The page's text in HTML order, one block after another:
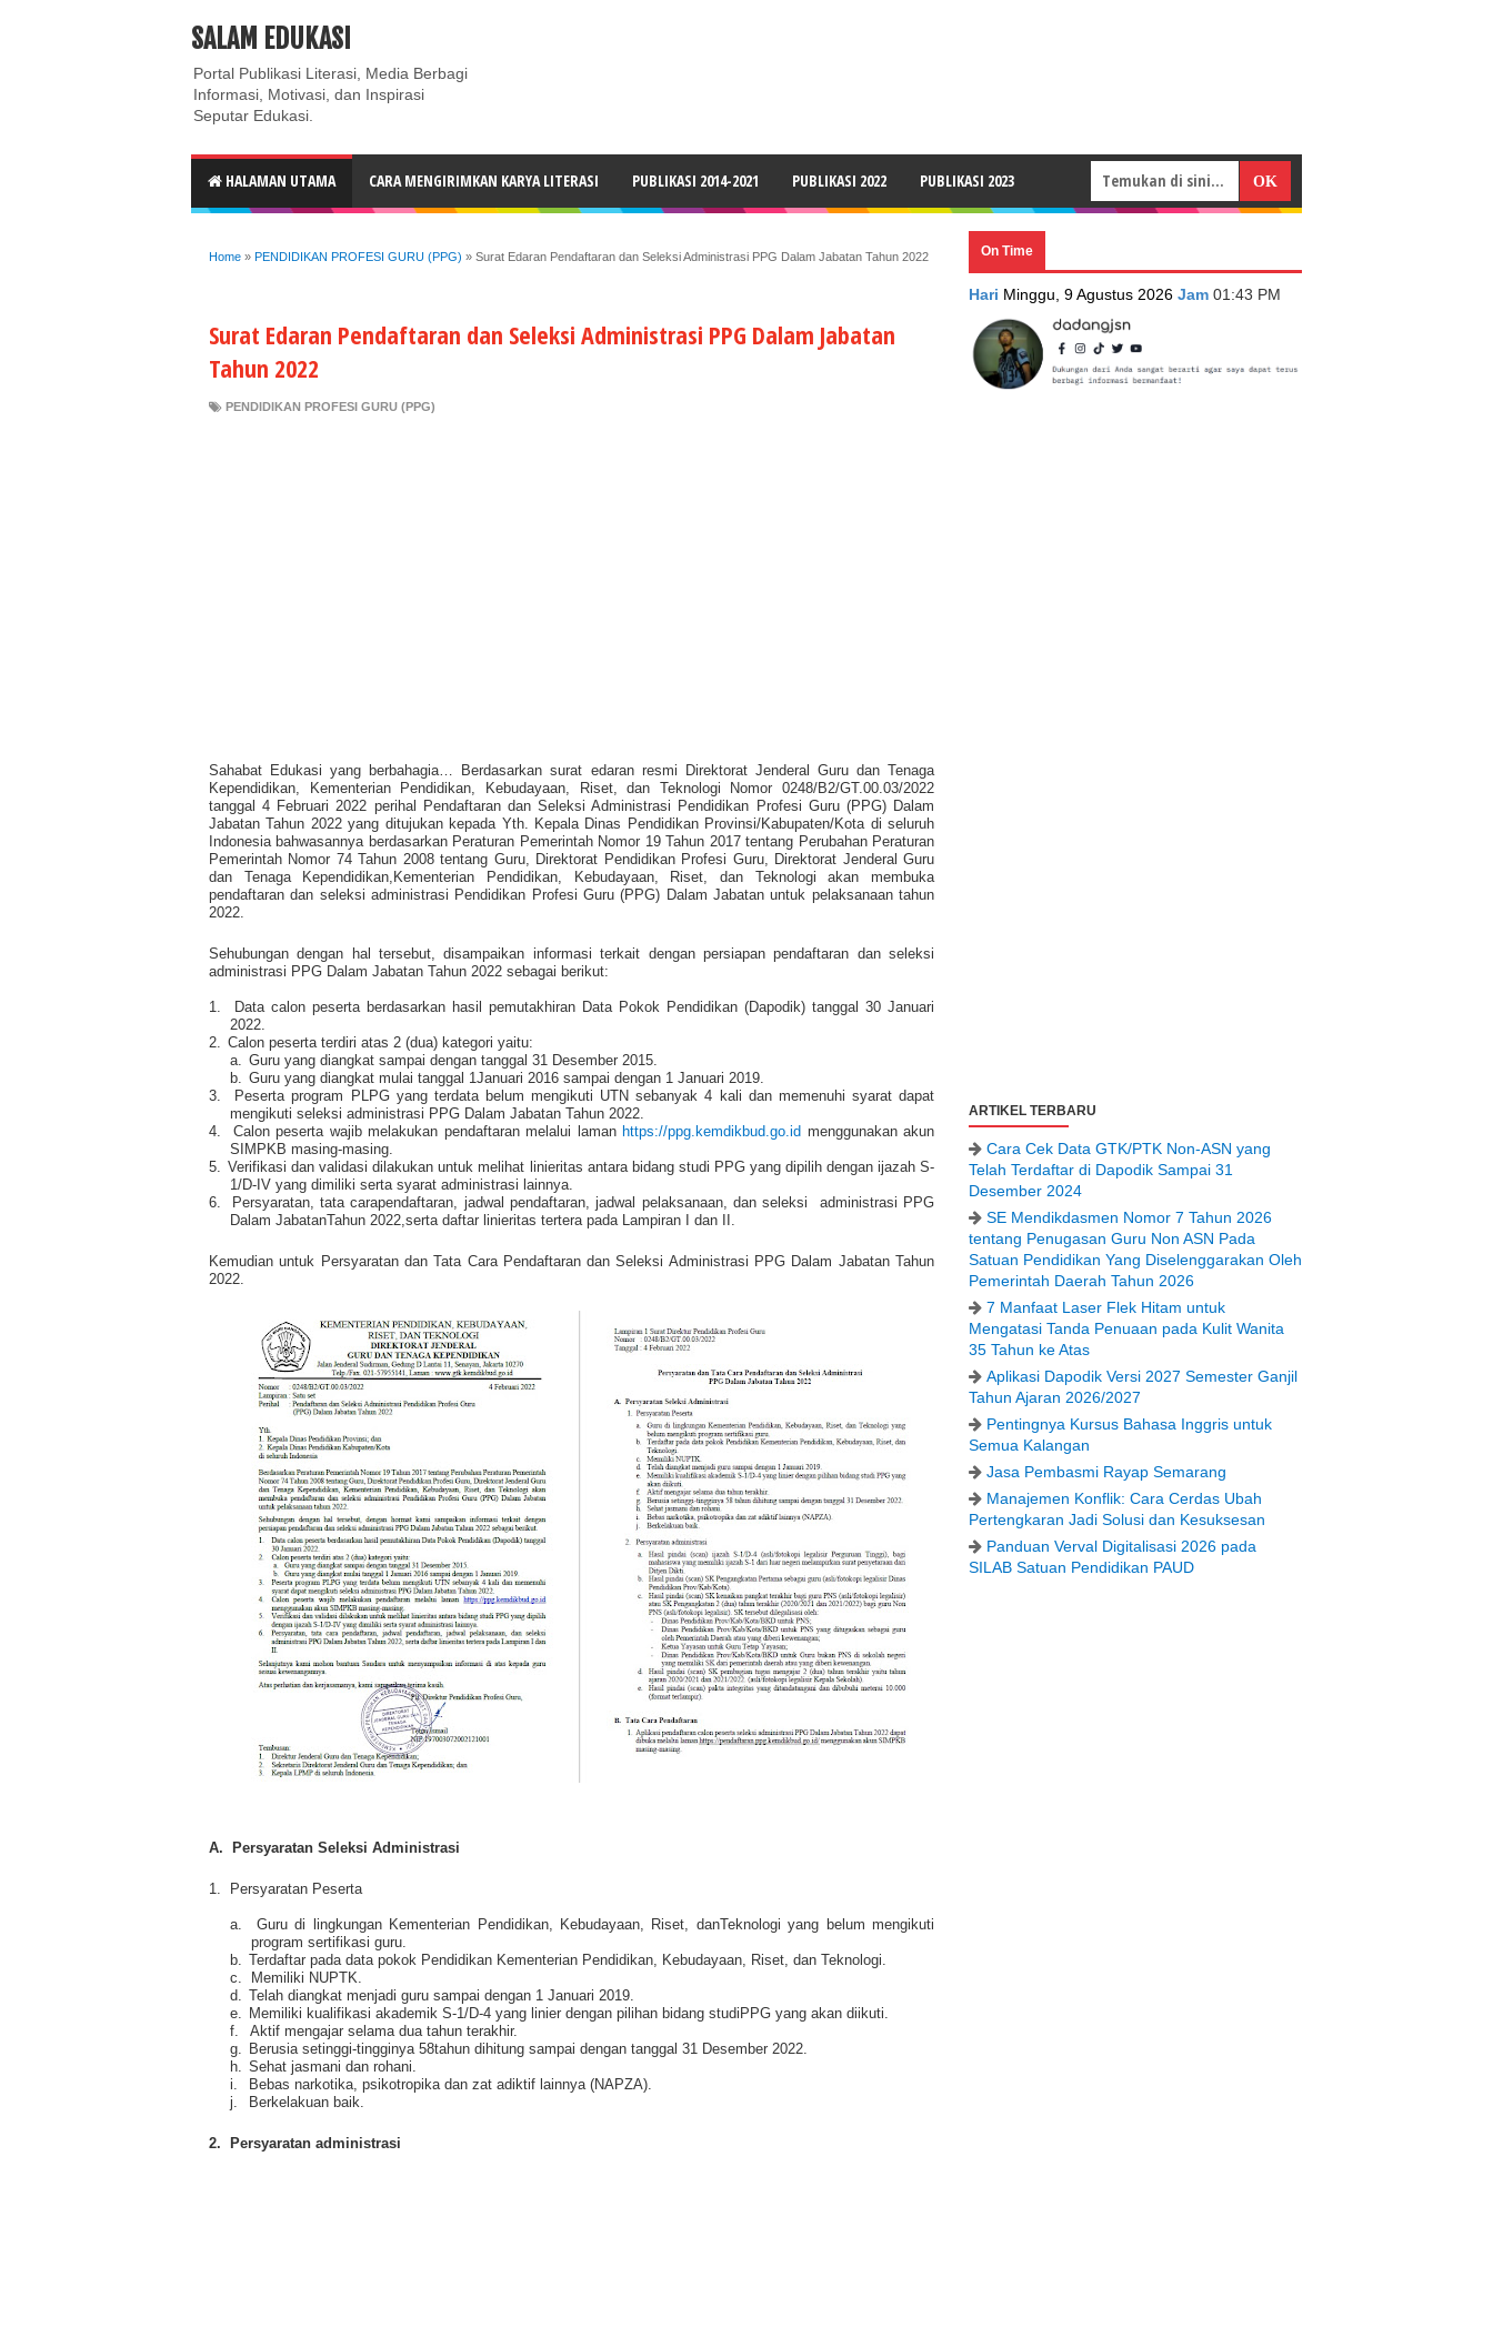
ABOUT CONTACT US
SALAM EDUKASI
Portal Publikasi Literasi, Media Berbagi
Informasi, Motivasi, dan Inspirasi
Seputar Edukasi.
HALAMAN UTAMA CARA MENGIRIMKAN KARYA LITERASI PUBLIKASI 2014-2021 PUBLIKASI 2022 PUBLIKASI 2023
Home » PENDIDIKAN PROFESI GURU (PPG) » Surat Edaran Pendaftaran dan Seleksi Administrasi PPG Dalam Jabatan Tahun 2022
Surat Edaran Pendaftaran dan Seleksi Administrasi PPG Dalam Jabatan
Tahun 2022
PENDIDIKAN PROFESI GURU (PPG)
Sahabat Edukasi yang berbahagia… Berdasarkan surat edaran resmi Direktorat Jenderal Guru dan Tenaga
Kependidikan, Kementerian Pendidikan, Kebudayaan, Riset, dan Teknologi Nomor 0248/B2/GT.00.03/2022
tanggal 4 Februari 2022 perihal Pendaftaran dan Seleksi Administrasi Pendidikan Profesi Guru (PPG) Dalam
Jabatan Tahun 2022 yang ditujukan kepada Yth. Kepala Dinas Pendidikan Provinsi/Kabupaten/Kota di seluruh
Indonesia bahwasannya berdasarkan Peraturan Pemerintah Nomor 19 Tahun 2017 tentang Perubahan Peraturan
Pemerintah Nomor 74 Tahun 2008 tentang Guru, Direktorat Pendidikan Profesi Guru, Direktorat Jenderal Guru
dan Tenaga Kependidikan,Kementerian Pendidikan, Kebudayaan, Riset, dan Teknologi akan membuka
pendaftaran dan seleksi administrasi Pendidikan Profesi Guru (PPG) Dalam Jabatan untuk pelaksanaan tahun
2022.
Sehubungan dengan hal tersebut, disampaikan informasi terkait dengan persiapan pendaftaran dan seleksi
administrasi PPG Dalam Jabatan Tahun 2022 sebagai berikut:
1.
Data calon peserta berdasarkan hasil pemutakhiran Data Pokok Pendidikan (Dapodik) tanggal 30 Januari
2022.
2. Calon peserta terdiri atas 2 (dua) kategori yaitu:
a. Guru yang diangkat sampai dengan tanggal 31 Desember 2015.
b. Guru yang diangkat mulai tanggal 1Januari 2016 sampai dengan 1 Januari 2019.
3.
Peserta program PLPG yang terdata belum mengikuti UTN sebanyak 4 kali dan memenuhi syarat dapat
mengikuti seleksi administrasi PPG Dalam Jabatan Tahun 2022.
4.
Calon peserta wajib melakukan pendaftaran melalui laman https://ppg.kemdikbud.go.id menggunakan akun
SIMPKB masing-masing.
5. Verifikasi dan validasi dilakukan untuk melihat linieritas antara bidang studi PPG yang dipilih dengan ijazah S-
1/D-IV yang dimiliki serta syarat administrasi lainnya.
6.
Persyaratan, tata carapendaftaran, jadwal pendaftaran, jadwal pelaksanaan, dan seleksi
administrasi PPG
Dalam JabatanTahun 2022,serta daftar linieritas tertera pada Lampiran I dan II.
Kemudian untuk Persyaratan dan Tata Cara Pendaftaran dan Seleksi Administrasi PPG Dalam Jabatan Tahun
2022.
A. Persyaratan Seleksi Administrasi
1. Persyaratan Peserta
a.
Guru di lingkungan Kementerian Pendidikan, Kebudayaan, Riset, danTeknologi yang belum mengikuti
program sertifikasi guru.
b. Terdaftar pada data pokok Pendidikan Kementerian Pendidikan, Kebudayaan, Riset, dan Teknologi.
c.
Memiliki NUPTK.
d. Telah diangkat menjadi guru sampai dengan 1 Januari 2019.
e. Memiliki kualifikasi akademik S-1/D-4 yang linier dengan pilihan bidang studiPPG yang akan diikuti.
f.
Aktif mengajar selama dua tahun terakhir.
g. Berusia setinggi-tingginya 58tahun dihitung sampai dengan tanggal 31 Desember 2022.
h. Sehat jasmani dan rohani.
i.
Bebas narkotika, psikotropika dan zat adiktif lainnya (NAPZA).
j.
Berkelakuan baik.
2. Persyaratan administrasi
On Time
Hari Minggu, 9 Agustus 2026 Jam 01:43 PM
ARTIKEL TERBARU
Cara Cek Data GTK/PTK Non-ASN yang
Telah Terdaftar di Dapodik Sampai 31
Desember 2024
SE Mendikdasmen Nomor 7 Tahun 2026
tentang Penugasan Guru Non ASN Pada
Satuan Pendidikan Yang Diselenggarakan Oleh
Pemerintah Daerah Tahun 2026
7 Manfaat Laser Flek Hitam untuk
Mengatasi Tanda Penuaan pada Kulit Wanita
35 Tahun ke Atas
Aplikasi Dapodik Versi 2027 Semester Ganjil
Tahun Ajaran 2026/2027
Pentingnya Kursus Bahasa Inggris untuk
Semua Kalangan
Jasa Pembasmi Rayap Semarang
Manajemen Konflik: Cara Cerdas Ubah
Pertengkaran Jadi Solusi dan Kesuksesan
Panduan Verval Digitalisasi 2026 pada
SILAB Satuan Pendidikan PAUD